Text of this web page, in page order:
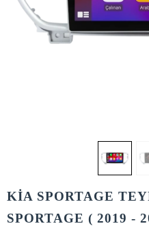
KİA SPORTAGE
SPORTAGE ( 2019 -